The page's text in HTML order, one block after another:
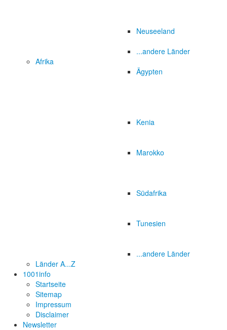
Neuseeland
...andere Länder
Afrika
Ägypten
Kenia
Marokko
Südafrika
Tunesien
...andere Länder
Länder A...Z
1001info
Startseite
Sitemap
Impressum
Disclaimer
Newsletter